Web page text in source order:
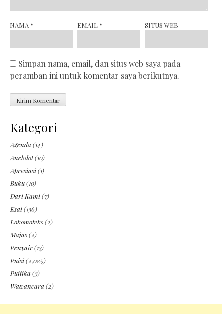
NAMA * EMAIL * SITUS WEB
Simpan nama, email, dan situs web saya pada
peramban ini untuk komentar saya berikutnya.
Kategori
Agenda (14)
Anekdot(10)
Apresiasi(1)
Buku(10)
Dari Kami(7)
Esai(136)
Lokomoteks(2)
Majas(2)
Penyair(13)
Puisi(2,025)
Puitika (3)
Wawancara (2)